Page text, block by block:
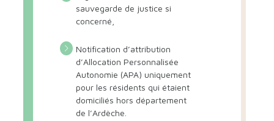
sauvegarde de justice si
concerné,
Notification d’attribution
d’Allocation Personnalisée
Autonomie (APA) uniquement
pour les résidents qui étaient
domiciliés hors département
de l’Ardèche.